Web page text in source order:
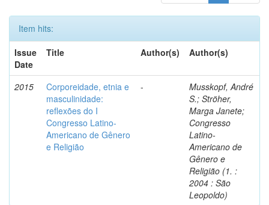
Item hits:
Issue
Date
Title Author(s) Author(s)
2015
Corporeidade, etnia e
masculinidade:
reflexões do I
Congresso Latino-
Americano de Gênero
e Religião
-
Musskopf, André
S.; Ströher,
Marga Janete;
Congresso
Latino-
Americano de
Gênero e
Religião (1. :
2004 : São
Leopoldo)